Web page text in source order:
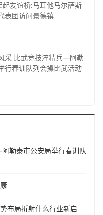
起友谊桥:马耳他马尔萨斯
表团访问景德镇
采 比武竞技淬精兵—阿勒
行春训队列会操比武活动
勒泰市公安局举行春训队
布局折射什么行业新启